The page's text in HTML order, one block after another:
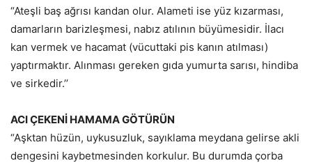
“Ateşli baş ağrısı kandan olur. Alameti ise yüz kızarması,
damarların barizleşmesi, nabız atılının büyümesidir. İlacı
kan vermek ve hacamat (vücuttaki pis kanın atılması)
yaptırmaktır. Alınması gereken gıda yumurta sarısı, hindiba
ve sirkedir.’’
ACI ÇEKENİ HAMAMA GÖTÜRÜN
“Aşktan hüzün, uykusuzluk, sayıklama meydana gelirse akli
dengesini kaybetmesinden korkulur. Bu durumda çorba